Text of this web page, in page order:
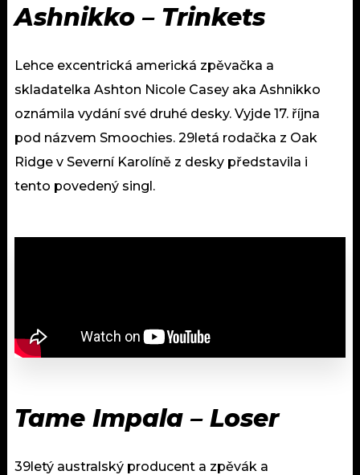
Ashnikko – Trinkets
Lehce excentrická americká zpěvačka a
skladatelka Ashton Nicole Casey aka Ashnikko
oznámila vydání své druhé desky. Vyjde 17. října
pod názvem Smoochies. 29letá rodačka z Oak
Ridge v Severní Karolíně z desky představila i
tento povedený singl.
Tame Impala – Loser
39letý australský producent a zpěvák a